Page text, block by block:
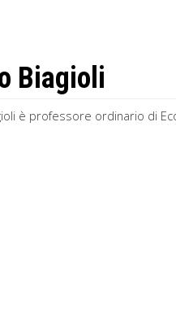
Biagioli
è professore ordinario di